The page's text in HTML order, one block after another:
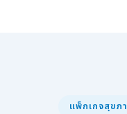
แพ็กเกจสุขภ